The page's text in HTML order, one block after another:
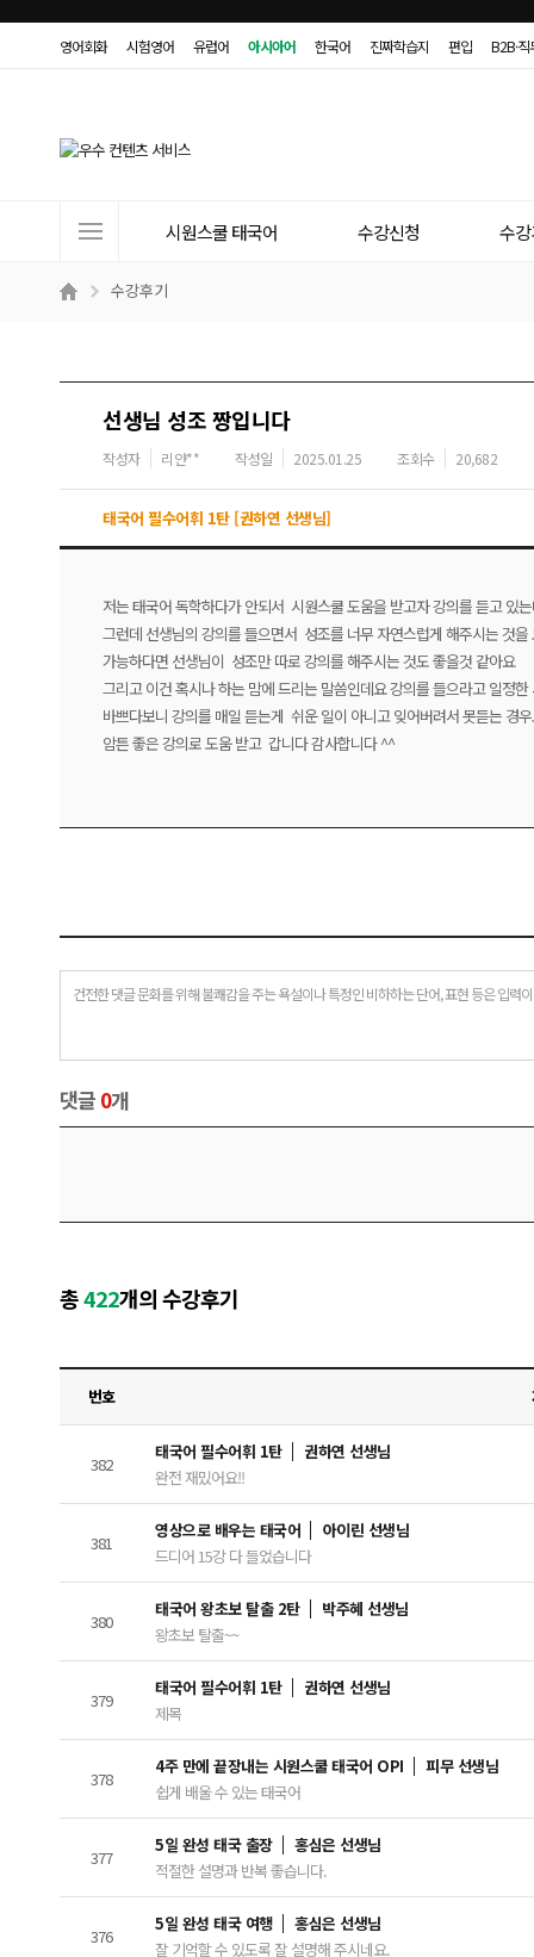
영어회화 시험영어 유럽어 아시아어 한국어 진짜학습지 편입 B2B·
트
시원스쿨 태국어 수강신청 수
수강후기
선생님 성조 짱입니다
작성자 리얀** 작성일 2025.01.25 조회수 20,682
태국어 필수어휘 1탄 [권하연 선생님]
저는 태국어 독학하다가 안되서 시원스쿨 도움을 받고자 강의를 듣고 있
그런데 선생님의 강의를 들으면서 성조를 너무 자연스럽게 해주시는 것
가능하다면 선생님이 성조만 따로 강의를 해주시는 것도 좋을것 같아요
그리고 이건 혹시나 하는 맘에 드리는 말씀인데요 강의를 들으라고 일정
바쁘다보니 강의를 매일 듣는게 쉬운 일이 아니고 잊어버려서 못듣는
암튼 좋은 강의로 도움 받고 갑니다 감사합니다 ^^
건전한 댓글 문화를 위해 불쾌감을 주는 욕설이나 특정인 비하하는 단어, 표현 등은 입력
댓글 0개
총422개의 수강후기
번호
382
태국어 필수어휘 1탄
권하연 선생님
완전 재밌어요!!
381
영상으로 배우는 태국어
아이린 선생님
드디어 15강 다 들었습니다
380
태국어 왕초보 탈출 2탄
박주혜 선생님
왕초보 탈출~~
379
태국어 필수어휘 1탄
권하연 선생님
제목
378
4주 만에 끝장내는 시원스쿨 태국어 OPI
피무 선생님
쉽게 배울 수 있는 태국어
377
5일 완성 태국 출장
홍심은 선생님
적절한 설명과 반복 좋습니다.
376
5일 완성 태국 여행
홍심은 선생님
잘 기억할 수 있도록 잘 설명해 주시네요.